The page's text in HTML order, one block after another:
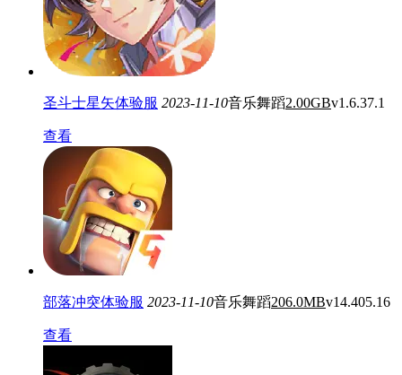
圣斗士星矢体验服 2023-11-10音乐舞蹈2.00GBv1.6.37.1
查看
部落冲突体验服 2023-11-10音乐舞蹈206.0MBv14.405.16
查看